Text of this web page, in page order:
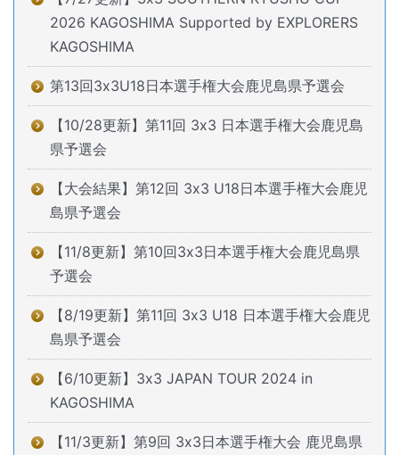
2026 KAGOSHIMA Supported by EXPLORERS
KAGOSHIMA
第13回3x3U18日本選手権大会鹿児島県予選会
【10/28更新】第11回 3x3 日本選手権大会鹿児島
県予選会
【大会結果】第12回 3x3 U18日本選手権大会鹿児
島県予選会
【11/8更新】第10回3x3日本選手権大会鹿児島県
予選会
【8/19更新】第11回 3x3 U18 日本選手権大会鹿児
島県予選会
【6/10更新】3x3 JAPAN TOUR 2024 in
KAGOSHIMA
【11/3更新】第9回 3x3日本選手権大会 鹿児島県